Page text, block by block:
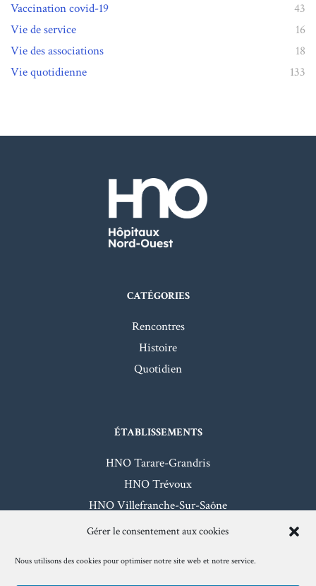
Gérer le consentement aux cookies
Nous utilisons des cookies pour optimiser notre site web et notre service.
Vaccination covid-19
43
Vie de service
16
Vie des associations
18
Vie quotidienne
133
CATÉGORIES
Rencontres
Histoire
Quotidien
ÉTABLISSEMENTS
HNO Tarare-Grandris
HNO Trévoux
HNO Villefranche-Sur-Saône
HNO Beaujeu-Belleville